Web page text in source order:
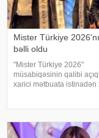
Mister Türkiye
bəlli oldu
"Mister Türkiye 2026"
müsabiqəsinin qalibi
xarici mətbuata istinadən
Navdar birinci olaraq